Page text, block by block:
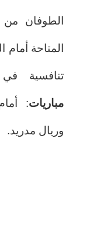
الطوفان من
المتاحة
تنافسية
مباريات:
وريال مدريد.